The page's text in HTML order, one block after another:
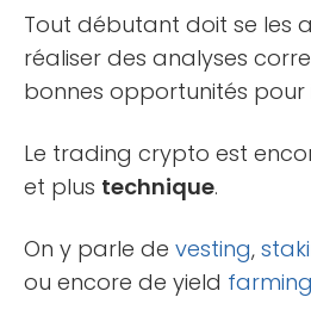
Tout débutant doit se les
réaliser des analyses
bonnes opportunités pour
Le trading crypto est
et plus technique.
On y parle de vesting,
ou encore de yield farming